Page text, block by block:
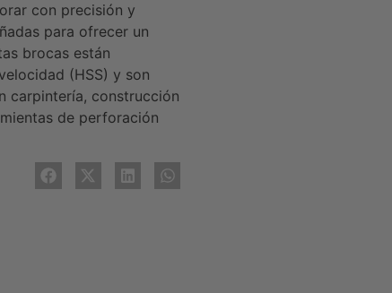
con precisión y
para ofrecer un
brocas están
(HSS) y son
carpintería, construcción
de perforación